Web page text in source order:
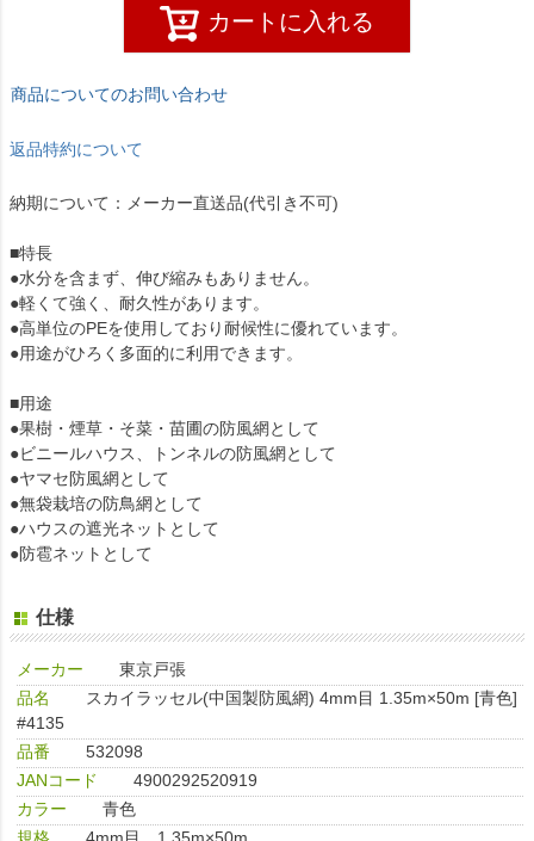
カートに入れる
商品についてのお問い合わせ
返品特約について
納期について：メーカー直送品(代引き不可)
■特長
●水分を含まず、伸び縮みもありません。
●軽くて強く、耐久性があります。
●高単位のPEを使用しており耐候性に優れています。
●用途がひろく多面的に利用できます。
■用途
●果樹・煙草・そ菜・苗圃の防風網として
●ビニールハウス、トンネルの防風網として
●ヤマセ防風網として
●無袋栽培の防鳥網として
●ハウスの遮光ネットとして
●防雹ネットとして
仕様
メーカー
東京戸張
品名
スカイラッセル(中国製防風網) 4mm目 1.35m×50m [青色]
#4135
品番
532098
JANコード
4900292520919
カラー
青色